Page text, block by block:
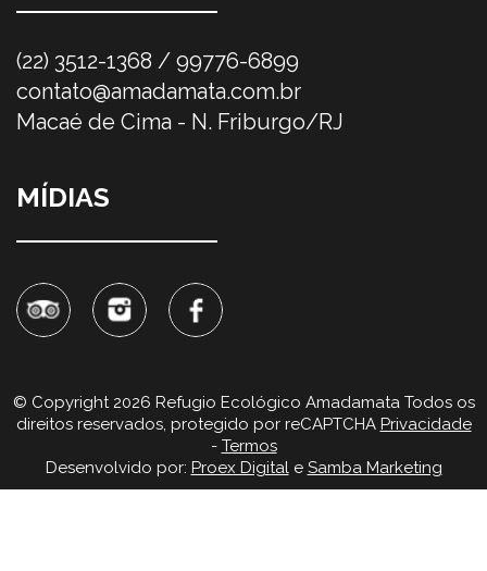
(22) 3512-1368 / 99776-6899
contato@amadamata.com.br
Macaé de Cima - N. Friburgo/RJ
MÍDIAS
© Copyright 2026 Refugio Ecológico Amadamata Todos os
direitos reservados, protegido por reCAPTCHA Privacidade
- Termos
Desenvolvido por: Proex Digitale Samba Marketing